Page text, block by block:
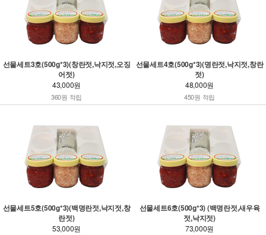
선물세트3호(500g*3)(창란젓,낙지젓,오징
어젓)
43,000원
360원 적립
선물세트4호(500g*3)(명란젓,낙지젓,창란
젓)
48,000원
450원 적립
선물세트5호(500g*3)(백명란젓,낙지젓,창
란젓)
53,000원
선물세트6호(500g*3) (백명란젓,새우육
젓,낙지젓)
73,000원